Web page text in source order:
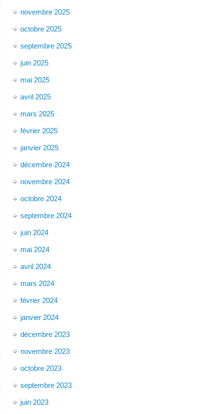
novembre 2025
octobre 2025
septembre 2025
juin 2025
mai 2025
avril 2025
mars 2025
février 2025
janvier 2025
décembre 2024
novembre 2024
octobre 2024
septembre 2024
juin 2024
mai 2024
avril 2024
mars 2024
février 2024
janvier 2024
décembre 2023
novembre 2023
octobre 2023
septembre 2023
juin 2023